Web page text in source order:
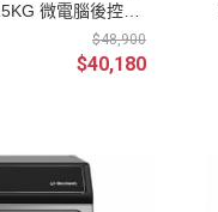
微電腦後控直
$48,900
$40,180